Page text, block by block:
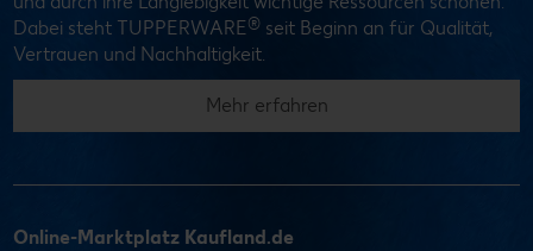
Dabei steht TUPPERWARE® seit Beginn an für Qualität,
Vertrauen und Nachhaltigkeit.
Mehr erfahren
Online-Marktplatz Kaufland.de